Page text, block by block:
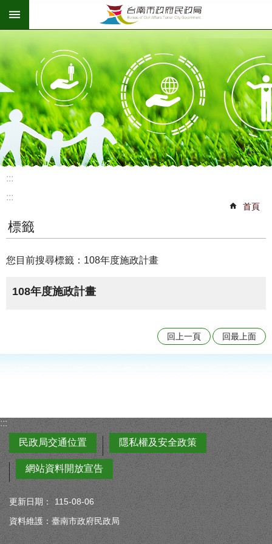
跳到主要內容區塊
:::
:::
首頁
標籤
您目前搜尋標籤：108年度施政計畫
108年度施政計畫
回上一頁 回最上面
:::
民政局交通位置
隱私權及安全政策
網站資料開放宣告
更新日期：
115-08-06
資料維護：臺南市政府民政局